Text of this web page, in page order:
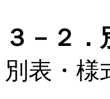
３－２．
別表・様